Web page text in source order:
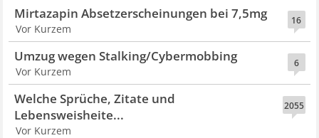
16
Mirtazapin Absetzerscheinungen bei 7,5mg
Vor Kurzem
6
Umzug wegen Stalking/Cybermobbing
Vor Kurzem
2055
Welche Sprüche, Zitate und
Lebensweisheite...
Vor Kurzem